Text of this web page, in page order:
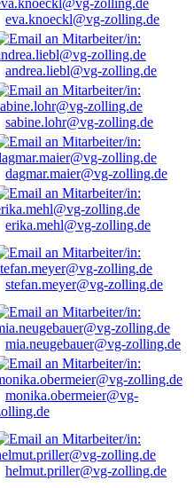
eva.knoeckl@vg-zolling.de
andrea.liebl@vg-zolling.de
sabine.lohr@vg-zolling.de
dagmar.maier@vg-zolling.de
erika.mehl@vg-zolling.de
stefan.meyer@vg-zolling.de
mia.neugebauer@vg-zolling.de
monika.obermeier@vg-
helmut.priller@vg-zolling.de